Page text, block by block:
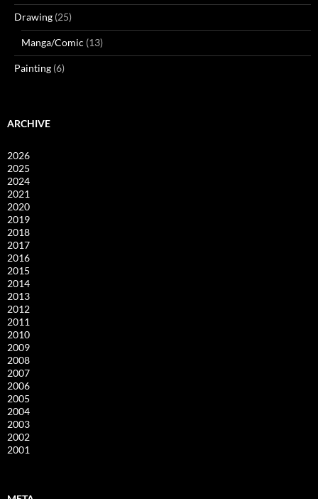
Drawing (25)
Manga/Comic (13)
Painting (6)
ARCHIVE
2026
2025
2024
2021
2020
2019
2018
2017
2016
2015
2014
2013
2012
2011
2010
2009
2008
2007
2006
2005
2004
2003
2002
2001